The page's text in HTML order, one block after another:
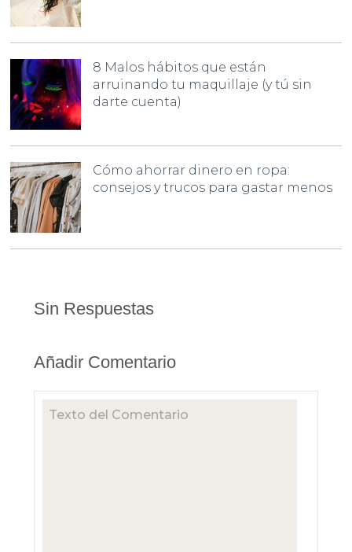
8 Malos hábitos que están
arruinando tu maquillaje (y tú sin
darte cuenta)
Cómo ahorrar dinero en ropa:
consejos y trucos para gastar menos
Sin Respuestas
Añadir Comentario